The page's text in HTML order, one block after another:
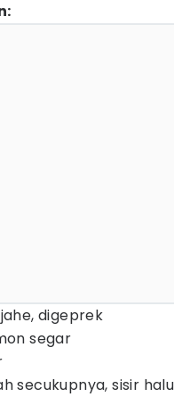
digeprek
segar
secukupnya, sisir